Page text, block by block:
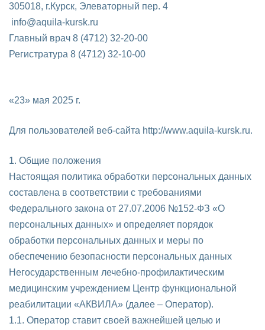
305018, г.Курск, Элеваторный пер. 4
info@aquila-kursk.ru
Главный врач 8 (4712) 32-20-00
Регистратура 8 (4712) 32-10-00
«23» мая 2025 г.
Для пользователей веб-сайта http://www.aquila-kursk.ru.
1. Общие положения
Настоящая политика обработки персональных данных
составлена в соответствии с требованиями
Федерального закона от 27.07.2006 №152-ФЗ «О
персональных данных» и определяет порядок
обработки персональных данных и меры по
обеспечению безопасности персональных данных
Негосударственным лечебно-профилактическим
медицинским учреждением Центр функциональной
реабилитации «АКВИЛА» (далее – Оператор).
1.1. Оператор ставит своей важнейшей целью и